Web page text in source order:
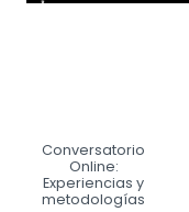
Conversatorio
Online:
Experiencias y
metodologías